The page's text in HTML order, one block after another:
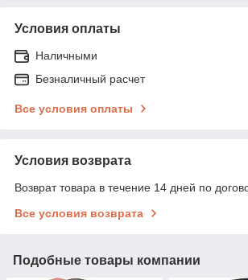
Условия оплаты
Наличными
Безналичный расчет
Все условия оплаты
Условия возврата
Возврат товара в течение 14 дней по
Все условия возврата
Подобные товары компании